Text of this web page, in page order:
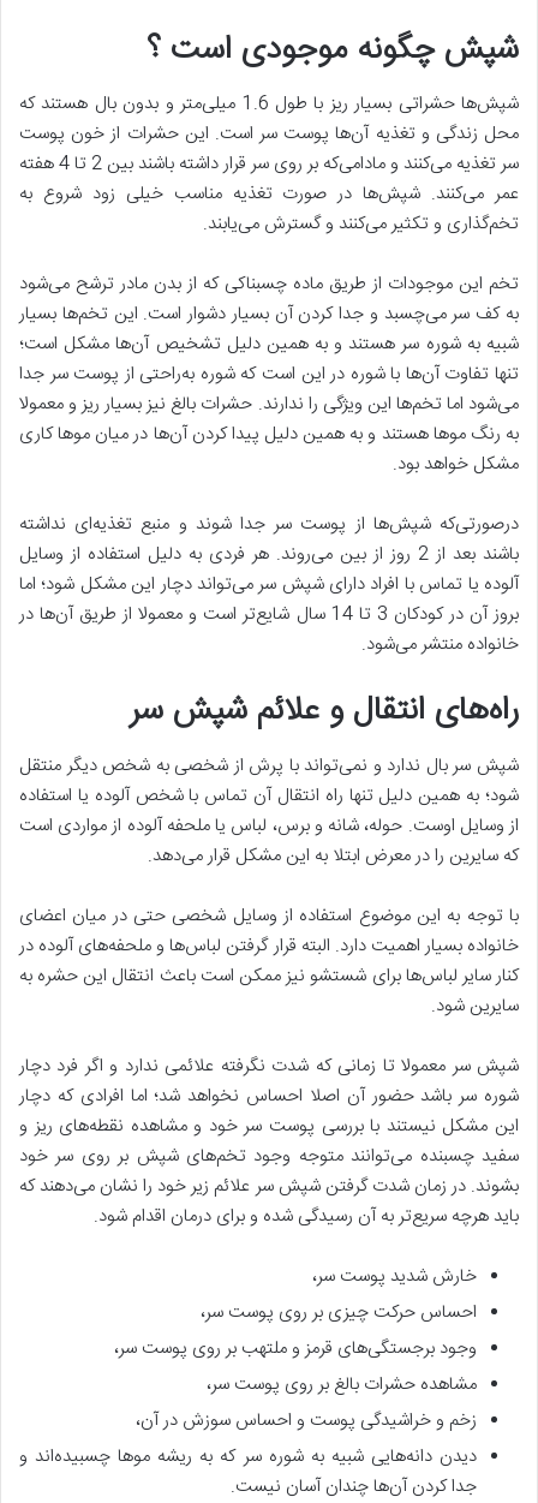
شپش چگونه موجودی است ؟
شپش‌ها حشراتی بسیار ریز با طول 1.6 میلی‌متر و بدون بال هستند که
محل زندگی و تغذیه آن‌ها پوست سر است. این حشرات از خون پوست
سر تغذیه می‌کنند و مادامی‌که بر روی سر قرار داشته باشند بین 2 تا 4 هفته
عمر می‌کنند. شپش‌ها در صورت تغذیه مناسب خیلی زود شروع به
تخم‌گذاری و تکثیر می‌کنند و گسترش می‌یابند.
تخم این موجودات از طریق ماده چسبناکی که از بدن مادر ترشح می‌شود
به کف سر می‌چسبد و جدا کردن آن بسیار دشوار است. این تخم‌ها بسیار
شبیه به شوره سر هستند و به همین دلیل تشخیص آن‌ها مشکل است؛
تنها تفاوت آن‌ها با شوره در این است که شوره به‌راحتی از پوست سر جدا
می‌شود اما تخم‌ها این ویژگی را ندارند. حشرات بالغ نیز بسیار ریز و معمولا
به رنگ موها هستند و به همین دلیل پیدا کردن آن‌ها در میان موها کاری
مشکل خواهد بود.
درصورتی‌که شپش‌ها از پوست سر جدا شوند و منبع تغذیه‌ای نداشته
باشند بعد از 2 روز از بین می‌روند. هر فردی به دلیل استفاده از وسایل
آلوده یا تماس با افراد دارای شپش سر می‌تواند دچار این مشکل شود؛ اما
بروز آن در کودکان 3 تا 14 سال شایع‌تر است و معمولا از طریق آن‌ها در
خانواده منتشر می‌شود.
راه‌های انتقال و علائم شپش سر
شپش سر بال ندارد و نمی‌تواند با پرش از شخصی به شخص دیگر منتقل
شود؛ به همین دلیل تنها راه انتقال آن تماس با شخص آلوده یا استفاده
از وسایل اوست. حوله، شانه و برس، لباس یا ملحفه آلوده از مواردی است
که سایرین را در معرض ابتلا به این مشکل قرار می‌دهد.
با توجه به این موضوع استفاده از وسایل شخصی حتی در میان اعضای
خانواده بسیار اهمیت دارد. البته قرار گرفتن لباس‌ها و ملحفه‌های آلوده در
کنار سایر لباس‌ها برای شستشو نیز ممکن است باعث انتقال این حشره به
سایرین شود.
شپش سر معمولا تا زمانی که شدت نگرفته علائمی ندارد و اگر فرد دچار
شوره سر باشد حضور آن اصلا احساس نخواهد شد؛ اما افرادی که دچار
این مشکل نیستند با بررسی پوست سر خود و مشاهده نقطه‌های ریز و
سفید چسبنده می‌توانند متوجه وجود تخم‌های شپش بر روی سر خود
بشوند. در زمان شدت گرفتن شپش سر علائم زیر خود را نشان می‌دهند که
باید هرچه سریع‌تر به آن رسیدگی شده و برای درمان اقدام شود.
خارش شدید پوست سر،
احساس حرکت چیزی بر روی پوست سر،
وجود برجستگی‌های قرمز و ملتهب بر روی پوست سر،
مشاهده حشرات بالغ بر روی پوست سر،
زخم و خراشیدگی پوست و احساس سوزش در آن،
دیدن دانه‌هایی شبیه به شوره سر که به ریشه موها چسبیده‌اند و
جدا کردن آن‌ها چندان آسان نیست.